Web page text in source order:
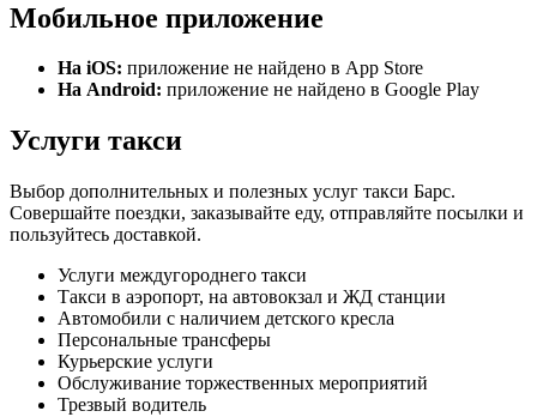
Мобильное приложение
На iOS: приложение не найдено в App Store
На Android: приложение не найдено в Google Play
Услуги такси
Выбор дополнительных и полезных услуг такси Барс.
Совершайте поездки, заказывайте еду, отправляйте посылки и
пользуйтесь доставкой.
Услуги междугороднего такси
Такси в аэропорт, на автовокзал и ЖД станции
Автомобили с наличием детского кресла
Персональные трансферы
Курьерские услуги
Обслуживание торжественных мероприятий
Трезвый водитель